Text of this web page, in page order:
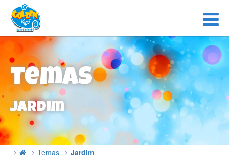
Temas
Jardim
Temas Jardim